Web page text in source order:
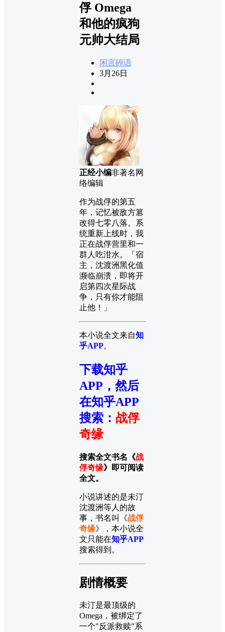
俘 Omega
和他的疯狗
元帅大结局
闲言碎语
3月26日
正经小编非著名网
络编辑
作为战俘的第五
年，记忆被敌方篡
改得七零八落。系
统重新上线时，我
正在战俘营里和一
群人吃泔水。「宿
主，沈渡洲黑化值
濒临崩溃，即将开
启第四次星际战
争，只有你才能阻
止他！」
本小说全文来自知
乎APP。
下载知乎
APP，然后
在知乎APP
搜索 ： 战俘
奇缘
搜索全文书名《战
俘奇缘》即可阅读
全文。
小说讲述的是未汀
沈渡洲等人的故
事，书名叫《战俘
奇缘》，本小说全
文只能在知乎APP
搜索得到。
剧情概要
未汀是最顶级的
Omega，被绑定了
一个"反派救赎"系